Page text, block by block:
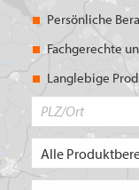
Persönliche
Fachgerechte
Langlebige